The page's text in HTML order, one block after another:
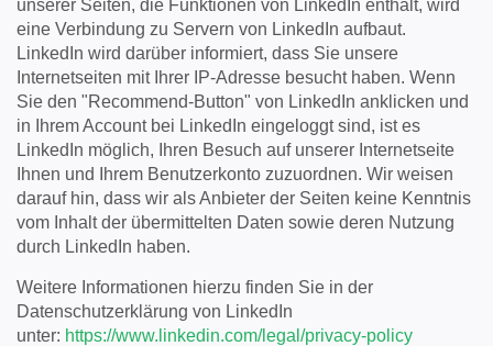
unserer Seiten, die Funktionen von LinkedIn enthält, wird
eine Verbindung zu Servern von LinkedIn aufbaut.
LinkedIn wird darüber informiert, dass Sie unsere
Internetseiten mit Ihrer IP-Adresse besucht haben. Wenn
Sie den "Recommend-Button" von LinkedIn anklicken und
in Ihrem Account bei LinkedIn eingeloggt sind, ist es
LinkedIn möglich, Ihren Besuch auf unserer Internetseite
Ihnen und Ihrem Benutzerkonto zuzuordnen. Wir weisen
darauf hin, dass wir als Anbieter der Seiten keine Kenntnis
vom Inhalt der übermittelten Daten sowie deren Nutzung
durch LinkedIn haben.
Weitere Informationen hierzu finden Sie in der
Datenschutzerklärung von LinkedIn
unter: https://www.linkedin.com/legal/privacy-policy